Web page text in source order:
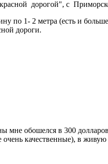
дорогой", с
по 1- 2 метра (есть и
дороги.
мне обошелся в 300
качественные), в